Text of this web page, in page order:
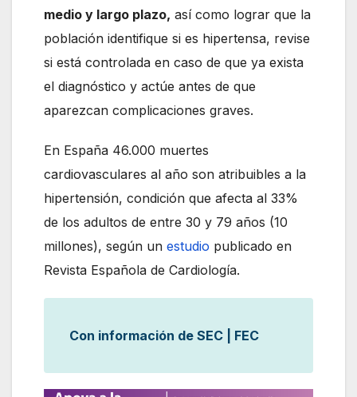
medio y largo plazo, así como lograr que la
población identifique si es hipertensa, revise
si está controlada en caso de que ya exista
el diagnóstico y actúe antes de que
aparezcan complicaciones graves.
En España 46.000 muertes
cardiovasculares al año son atribuibles a la
hipertensión, condición que afecta al 33%
de los adultos de entre 30 y 79 años (10
millones), según un estudio publicado en
Revista Española de Cardiología.
Con información de SEC | FEC